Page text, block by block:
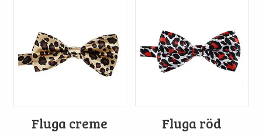
Fluga creme Fluga röd